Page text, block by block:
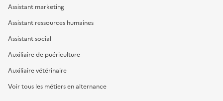
Assistant marketing
Assistant ressources humaines
Assistant social
Auxiliaire de puériculture
Auxiliaire vétérinaire
Voir tous les métiers en alternance